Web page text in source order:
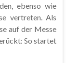
ebenso wie
vertreten. Als
auf der Messe
So startet